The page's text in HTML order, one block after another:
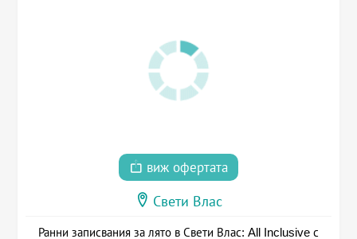
виж офертата
Свети Влас
Ранни записвания за лято в Свети Влас: All Inclusive с